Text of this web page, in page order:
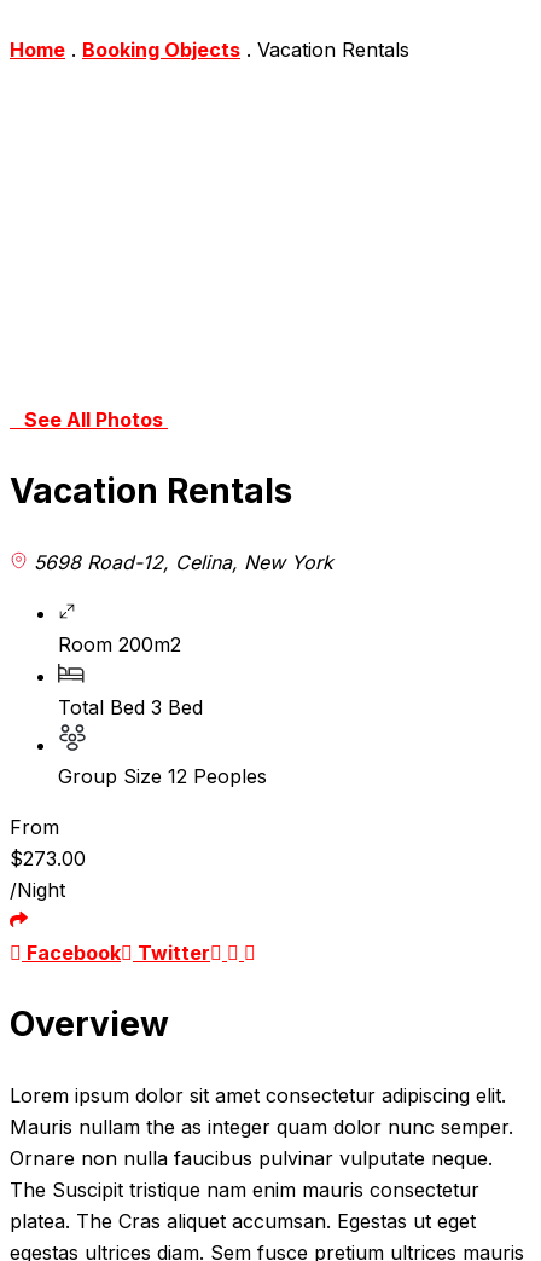
Home . Booking Objects . Vacation Rentals
See All Photos
Vacation Rentals
5698 Road-12, Celina, New York
Room 200m2
Total Bed 3 Bed
Group Size 12 Peoples
From
$273.00
/Night
Facebook Twitter Youtube
LinkedIn
Overview
Lorem ipsum dolor sit amet consectetur adipiscing elit.
Mauris nullam the as integer quam dolor nunc semper.
Ornare non nulla faucibus pulvinar vulputate neque.
The Suscipit tristique nam enim mauris consectetur
platea. The Cras aliquet accumsan. Egestas ut eget
egestas ultrices diam. Sem fusce pretium ultrices mauris